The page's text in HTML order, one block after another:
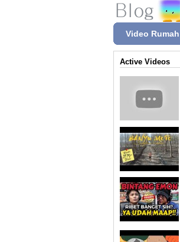
Video Rumah
Active Videos